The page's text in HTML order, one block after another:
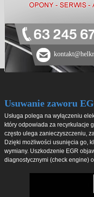
63 245
Usuwanie zaworu
Usługa polega na wyłączeniu
który odpowiada za recyrkulacje
często ulega zanieczyszczeniu,
Dzięki możliwości usunięcia go,
wymiany. Uszkodzenie EGR
diagnostycznymi (check engine)